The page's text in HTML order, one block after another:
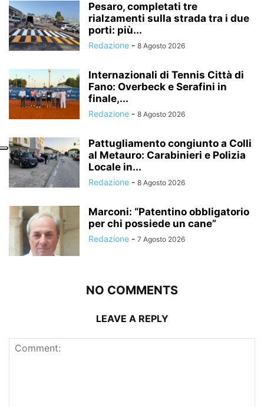
Pesaro, completati tre
rialzamenti sulla strada tra i due
porti: più...
Redazione - 8 Agosto 2026
Internazionali di Tennis Città di
Fano: Overbeck e Serafini in
finale,...
Redazione - 8 Agosto 2026
Pattugliamento congiunto a Colli
al Metauro: Carabinieri e Polizia
Locale in...
Redazione - 8 Agosto 2026
Marconi: “Patentino obbligatorio
per chi possiede un cane”
Redazione - 7 Agosto 2026
NO COMMENTS
LEAVE A REPLY